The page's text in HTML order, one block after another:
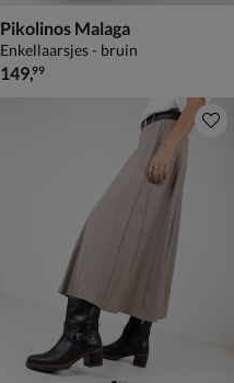
Pikolinos Malaga
Enkellaarsjes - bruin
€ 149,99
149,99